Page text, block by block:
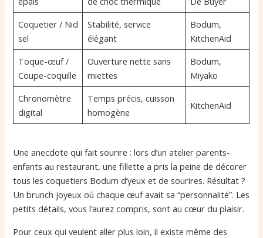
Coquetier / Nid
sel
Stabilité, service
élégant
Bodum,
KitchenAid
Toque-œuf /
Coupe-coquille
Ouverture nette sans
miettes
Bodum,
Miyako
Chronomètre
digital
Temps précis, cuisson
homogène
KitchenAid
Une anecdote qui fait sourire : lors d’un atelier parents-
enfants au restaurant, une fillette a pris la peine de décorer
tous les coquetiers Bodum d’yeux et de sourires. Résultat ?
Un brunch joyeux où chaque œuf avait sa “personnalité”. Les
petits détails, vous l’aurez compris, sont au cœur du plaisir.
Pour ceux qui veulent aller plus loin, il existe même des